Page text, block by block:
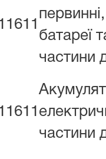
батареї
частини
частини